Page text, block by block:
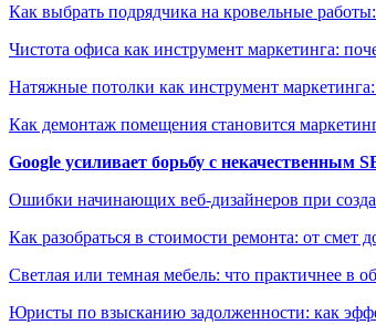
Как выбрать подрядчика на кровельные
Чистота офиса как инструмент маркетинга:
Натяжные потолки как инструмент
Как демонтаж помещения становится
Google усиливает борьбу с некачественным
Ошибки начинающих веб-дизайнеров при
Как разобраться в стоимости ремонта: от смет
Светлая или темная мебель: что практичнее в
Юристы по взысканию задолженности: как